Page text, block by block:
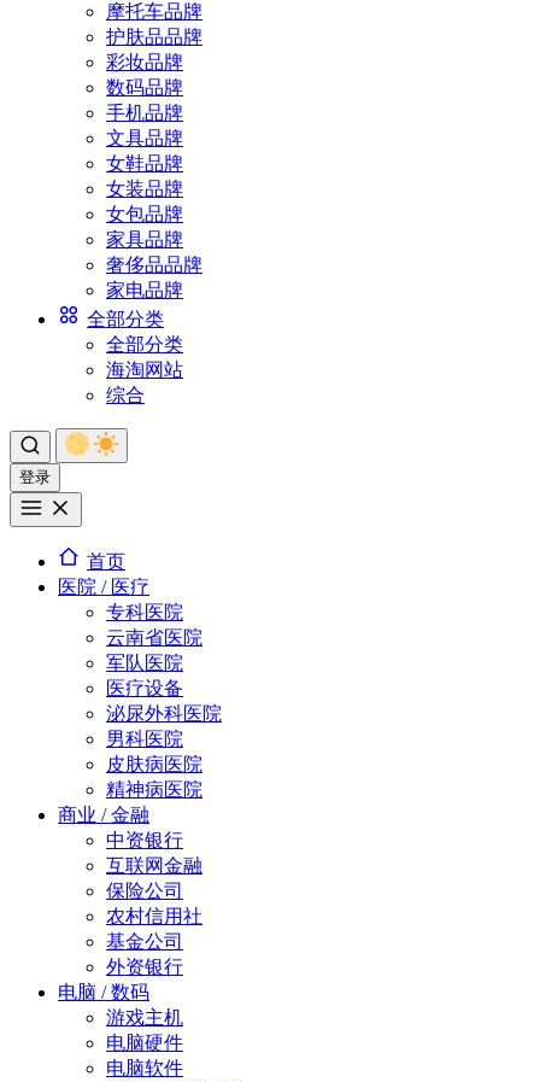
摩托车品牌
护肤品品牌
彩妆品牌
数码品牌
手机品牌
文具品牌
女鞋品牌
女装品牌
女包品牌
家具品牌
奢侈品品牌
家电品牌
全部分类
全部分类
海淘网站
综合
登录
首页
医院 / 医疗
专科医院
云南省医院
军队医院
医疗设备
泌尿外科医院
男科医院
皮肤病医院
精神病医院
商业 / 金融
中资银行
互联网金融
保险公司
农村信用社
基金公司
外资银行
电脑 / 数码
游戏主机
电脑硬件
电脑软件